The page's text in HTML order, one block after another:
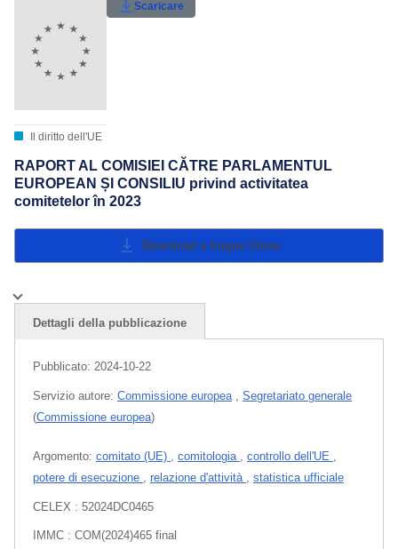
Il diritto dell'UE
Scaricare
RAPORT AL COMISIEI CĂTRE PARLAMENTUL
EUROPEAN ȘI CONSILIU privind activitatea
comitetelor în 2023
Download e lingue Close
Dettagli della pubblicazione
Pubblicato: 2024-10-22
Servizio autore: Commissione europea
Segretariato generale
(Commissione europea)
Argomento: comitato (UE) comitologia controllo dell'UE
potere di esecuzione
relazione d'attività statistica ufficiale
CELEX : 52024DC0465
IMMC : COM(2024)465 final